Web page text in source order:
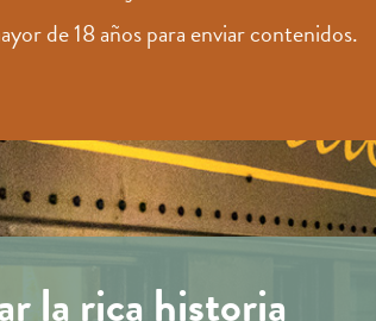
de 18 años para enviar contenidos.
la rica historia